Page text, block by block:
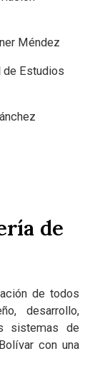
Méndez
de Estudios
de
de todos
desarrollo,
sistemas de
con una